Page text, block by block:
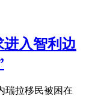
入智利边
瑞拉移民被困在